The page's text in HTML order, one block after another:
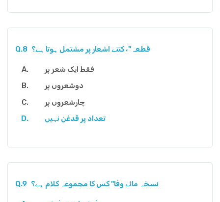
Q.8 قطعہ"، کتنے اشعار پر مشتمل ہوتا ہے؟
فقط ایک شعر پر
دوشعروں پر
چارشعروں پر
تعداد پر قدغن نہیں
Q.9 نسخہ مائے وفا" کس کا مجموعہ کلام ہے؟